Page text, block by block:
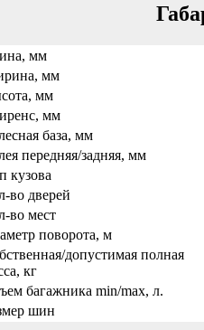
мм
мм
мм
мм
база, мм
передняя/задняя, мм
кузова
во дверей
во мест
поворота, м
допустимая полная
кг
багажника min/max, л.
шин